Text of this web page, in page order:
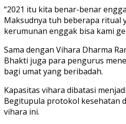
“2021 itu kita benar-benar
Maksudnya tuh beberapa ritual
kerumunan enggak bisa kami
Sama dengan Vihara Dharma
Bhakti juga para pengurus
bagi umat yang beribadah.
Kapasitas vihara dibatasi
Begitupula protokol kesehatan
vihara ini.